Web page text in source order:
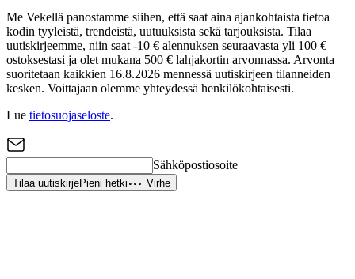
Me Vekellä panostamme siihen, että saat aina ajankohtaista tietoa
kodin tyyleistä, trendeistä, uutuuksista sekä tarjouksista. Tilaa
uutiskirjeemme, niin saat -10 € alennuksen seuraavasta yli 100 €
ostoksestasi ja olet mukana 500 € lahjakortin arvonnassa. Arvonta
suoritetaan kaikkien 16.8.2026 mennessä uutiskirjeen tilanneiden
kesken. Voittajaan olemme yhteydessä henkilökohtaisesti.
Lue tietosuojaseloste.
Sähköpostiosoite
Tilaa uutiskirjePieni hetki Virhe